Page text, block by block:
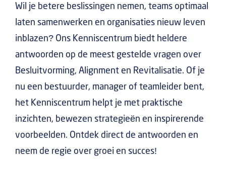
Wil je betere beslissingen nemen, teams optimaal
laten samenwerken en organisaties nieuw leven
inblazen? Ons Kenniscentrum biedt heldere
antwoorden op de meest gestelde vragen over
Besluitvorming, Alignment en Revitalisatie. Of je
nu een bestuurder, manager of teamleider bent,
het Kenniscentrum helpt je met praktische
inzichten, bewezen strategieën en inspirerende
voorbeelden. Ontdek direct de antwoorden en
neem de regie over groei en succes!